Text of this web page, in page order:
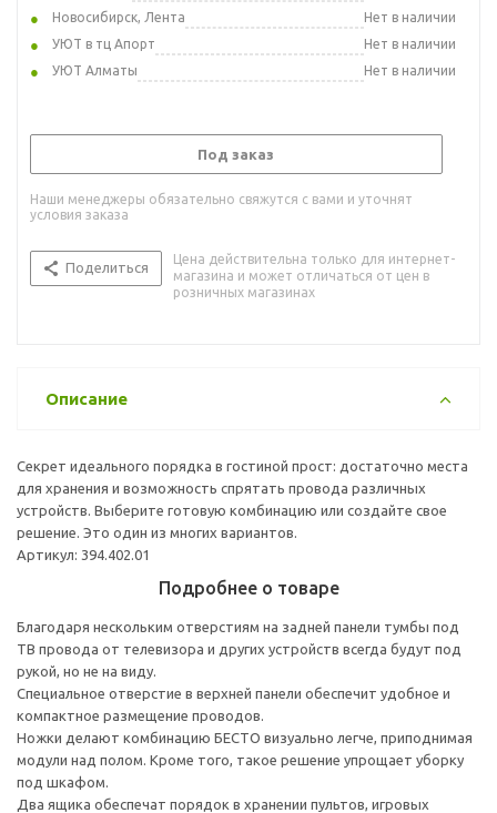
Новосибирск, Лента
Нет в наличии
УЮТ в тц Апорт
Нет в наличии
УЮТ Алматы
Нет в наличии
Под заказ
Наши менеджеры обязательно свяжутся с вами и уточнят
условия заказа
Поделиться
Цена действительна только для интернет-
магазина и может отличаться от цен в
розничных магазинах
Описание
Секрет идеального порядка в гостиной прост: достаточно места
для хранения и возможность спрятать провода различных
устройств. Выберите готовую комбинацию или создайте свое
решение. Это один из многих вариантов.
Артикул: 394.402.01
Подробнее о товаре
Благодаря нескольким отверстиям на задней панели тумбы под
ТВ провода от телевизора и других устройств всегда будут под
рукой, но не на виду.
Специальное отверстие в верхней панели обеспечит удобное и
компактное размещение проводов.
Ножки делают комбинацию БЕСТО визуально легче, приподнимая
модули над полом. Кроме того, такое решение упрощает уборку
под шкафом.
Два ящика обеспечат порядок в хранении пультов, игровых